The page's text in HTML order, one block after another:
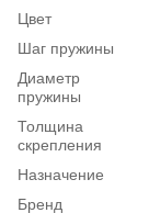
Цвет
Шаг пружины
Диаметр
пружины
Толщина
скрепления
Назначение
Бренд